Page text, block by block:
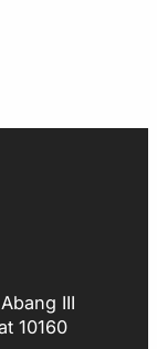
III
10160